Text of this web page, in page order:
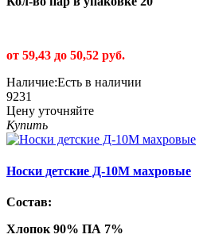
от 59,43 до 50,52 руб.
Наличие:Есть в наличии
9231
Цену уточняйте
Купить
Носки детские Д-10М махровые
Состав:
Хлопок 90% ПА 7%